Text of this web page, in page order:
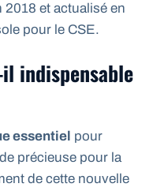
2018 et actualisé en
pour le CSE.
indispensable
essentiel pour
précieuse pour la
de cette nouvelle